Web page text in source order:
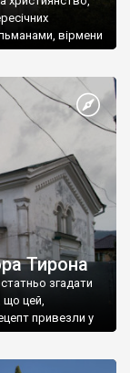
вірмени
Тирона
згадати
що цей,
привезли у